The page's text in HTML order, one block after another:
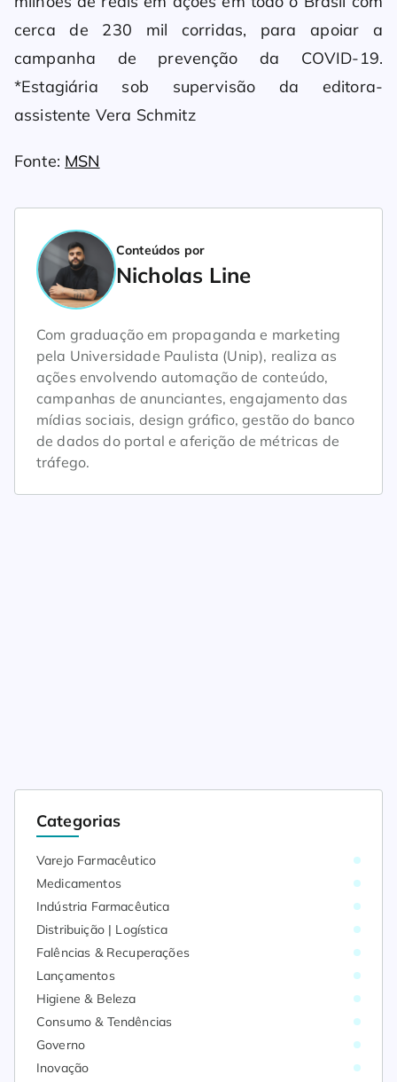
cerca de 230 mil corridas, para apoiar a
campanha de prevenção da COVID-19.
*Estagiária sob supervisão da editora-
assistente Vera Schmitz
Fonte: MSN
Conteúdos por
Nicholas Line
Com graduação em propaganda e marketing
pela Universidade Paulista (Unip), realiza as
ações envolvendo automação de conteúdo,
campanhas de anunciantes, engajamento das
mídias sociais, design gráfico, gestão do banco
de dados do portal e aferição de métricas de
tráfego.
Categorias
Varejo Farmacêutico
Medicamentos
Indústria Farmacêutica
Distribuição | Logística
Falências & Recuperações
Lançamentos
Higiene & Beleza
Consumo & Tendências
Governo
Inovação